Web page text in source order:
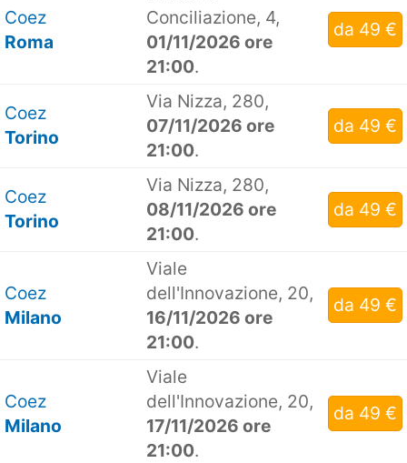
Coez
Roma
Conciliazione, 4,
01/11/2026 ore
21:00.
da 49 €
Coez
Torino
Via Nizza, 280,
07/11/2026 ore
21:00.
da 49 €
Coez
Torino
Via Nizza, 280,
08/11/2026 ore
21:00.
da 49 €
Coez
Milano
Viale
dell'Innovazione, 20,
16/11/2026 ore
21:00.
da 49 €
Coez
Milano
Viale
dell'Innovazione, 20,
17/11/2026 ore
21:00.
da 49 €